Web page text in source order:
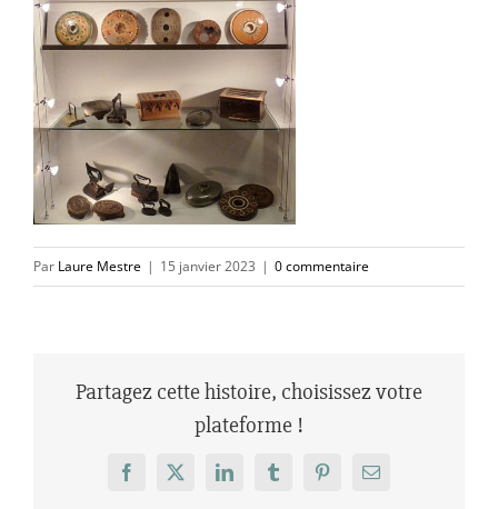
Par Laure Mestre | 15 janvier 2023 | 0 commentaire
Partagez cette histoire, choisissez votre
plateforme !
Facebook
X LinkedInTumblrPinterestEmail